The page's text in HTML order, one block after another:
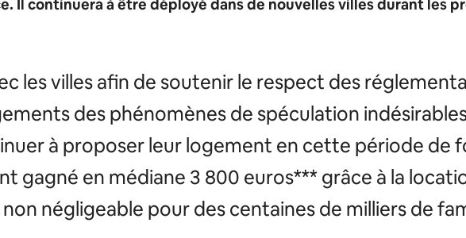
Il continuera à être déployé dans de nouvelles villes durant les
les villes afin de soutenir le respect des
des phénomènes de spéculation
à proposer leur logement en cette période de
gagné en médiane 3 800 euros*** grâce à la
négligeable pour des centaines de milliers de